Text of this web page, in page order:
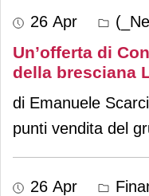
26 Apr
Un’offerta di
della bresciana
di Emanuele
punti vendita del
26 Apr